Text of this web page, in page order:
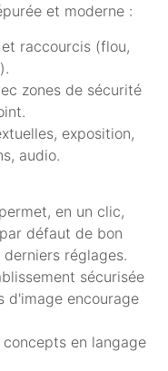
et moderne :
raccourcis (flou,
zones de sécurité
exposition,
audio.
en un clic,
défaut de bon
réglages.
sécurisée
d'image encourage
en langage